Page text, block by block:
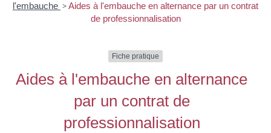
l'embauche >Aides à l'embauche en alternance par un contrat
de professionnalisation
Fiche pratique
Aides à l'embauche en alternance
par un contrat de
professionnalisation